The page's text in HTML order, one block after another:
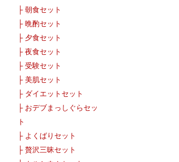
├ 朝食セット
├ 晩酌セット
├ 夕食セット
├ 夜食セット
├ 受験セット
├ 美肌セット
├ ダイエットセット
├ おデブまっしぐらセッ
ト
├ よくばりセット
├ 贅沢三昧セット